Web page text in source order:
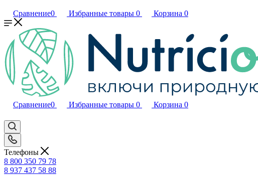
Сравнение0 Избранные товары 0 Корзина 0
Сравнение0 Избранные товары 0 Корзина 0
Телефоны
8 800 350 79 78
8 937 437 58 88